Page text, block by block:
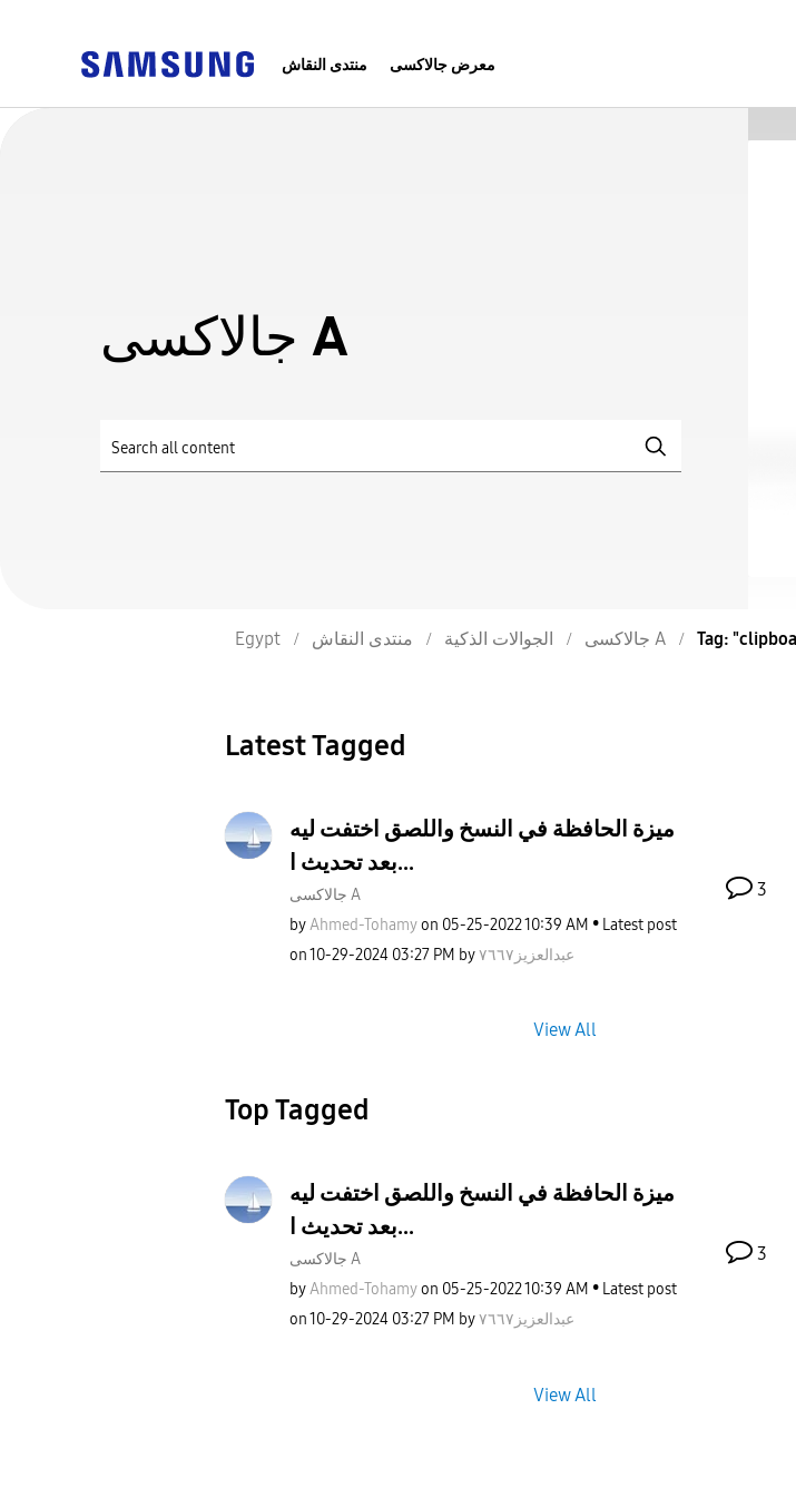
منتدى النقاش معرض جالاكسى
جالاكسى A
Egypt منتدى النقاش الجوالات الذكية جالاكسى A
Latest Tagged
ميزة الحافظة في النسخ واللصق اختفت ليه
بعد تحديث ا...
جالاكسى A
byAhmed-Tohamy on ‎05-25-202210:39 AM
Latest post
on‎10-29-2024 03:27 PM by عبدالعزيز٧٦٦٧
3
View All
Top Tagged
ميزة الحافظة في النسخ واللصق اختفت ليه
بعد تحديث ا...
جالاكسى A
byAhmed-Tohamy on ‎05-25-202210:39 AM
Latest post
on‎10-29-2024 03:27 PM by عبدالعزيز٧٦٦٧
3
View All